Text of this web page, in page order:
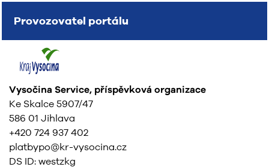
Provozovatel portálu
Vysočina Service, příspěvková organizace
Ke Skalce 5907/47
586 01 Jihlava
+420 724 937 402
platbypo@kr-vysocina.cz
DS ID: westzkg